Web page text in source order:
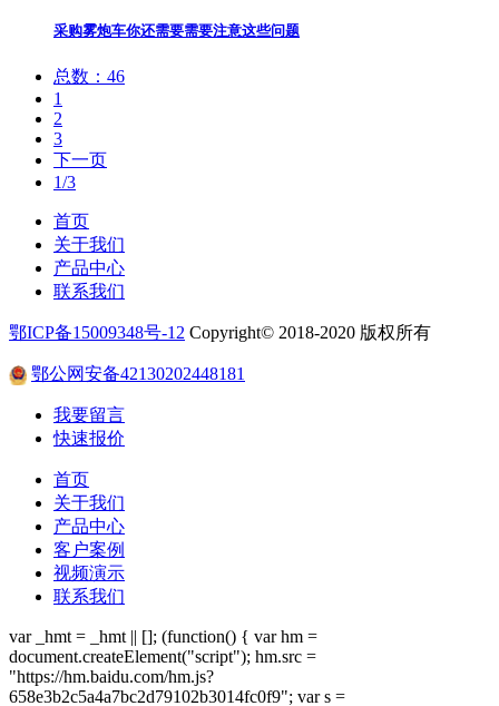
采购雾炮车你还需要需要注意这些问题
总数：46
1
2
3
下一页
1/3
首页
关于我们
产品中心
联系我们
鄂ICP备15009348号-12 Copyright© 2018-2020 版权所有
鄂公网安备42130202448181
我要留言
快速报价
首页
关于我们
产品中心
客户案例
视频演示
联系我们
var _hmt = _hmt || []; (function() { var hm =
document.createElement("script"); hm.src =
"https://hm.baidu.com/hm.js?
658e3b2c5a4a7bc2d79102b3014fc0f9"; var s =